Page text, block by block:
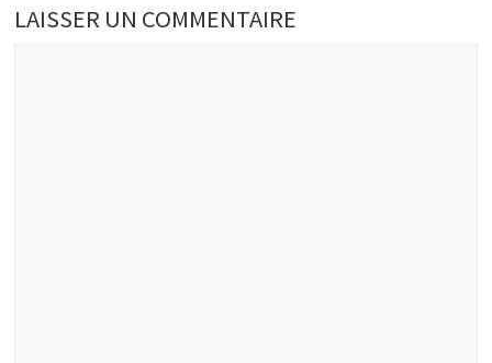
LAISSER UN COMMENTAIRE